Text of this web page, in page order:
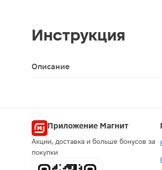
Инструкция
Описание
Приложение Магнит
Акции, доставка и больше бонусов за
покупки